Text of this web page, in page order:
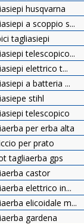
husqvarna
a scoppio s...
tagliasiepi
telescopico...
elettrico t...
a batteria ...
stihl
telescopico
per erba alta
per prato
tagliaerba gps
castor
elettrico in...
elicoidale m...
gardena